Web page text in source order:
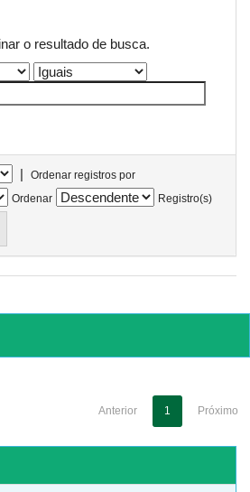
o resultado de busca.
|
Ordenar registros por
Ordenar
Registro(s)
Anterior 1 Próximo